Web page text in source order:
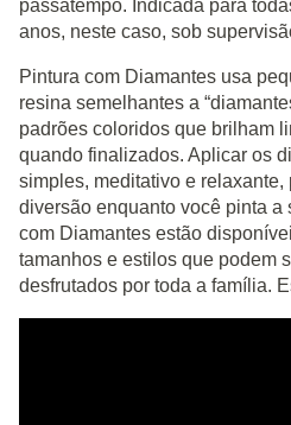
passatempo. Indicada para
anos, neste caso, sob
Pintura com Diamantes usa
resina semelhantes a
padrões coloridos que brilham
quando finalizados. Aplicar os
simples, meditativo e
diversão enquanto você pinta a
com Diamantes estão
tamanhos e estilos que podem
desfrutados por toda a família.